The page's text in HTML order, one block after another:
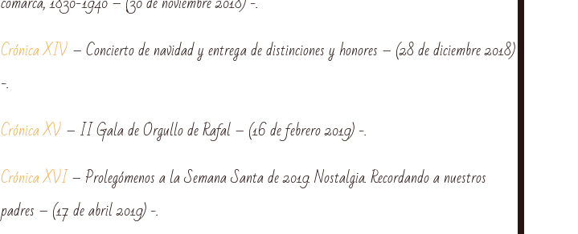
Crónica XIV– Concierto de navidad y entrega de distinciones y honores – (28 de diciembre 2018)
-.
Crónica XV– II Gala de Orgullo de Rafal – (16 de febrero 2019) -.
Crónica XVI– Prolegómenos a la Semana Santa de 2019. Nostalgia. Recordando a nuestros
padres – (17 de abril 2019) -.